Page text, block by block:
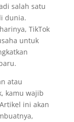
salah satu
dunia.
TikTok
untuk
atau
kamu wajib
ini akan